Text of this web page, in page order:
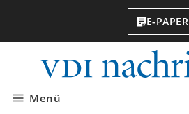
E-PAPER
Menü